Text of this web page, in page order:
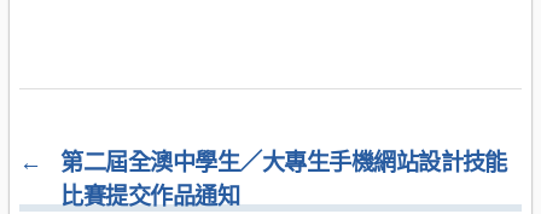
←
第二屆全澳中學生／大專生手機網站設計技能
比賽提交作品通知